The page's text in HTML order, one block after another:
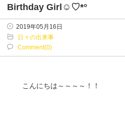
Birthday Girl☺︎♡*°
2019年05月16日
日々の出来事
Comment(0)
こんにちは～～～～！！